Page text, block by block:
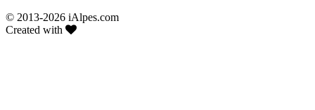
© 2013-2026 iAlpes.com
Created with